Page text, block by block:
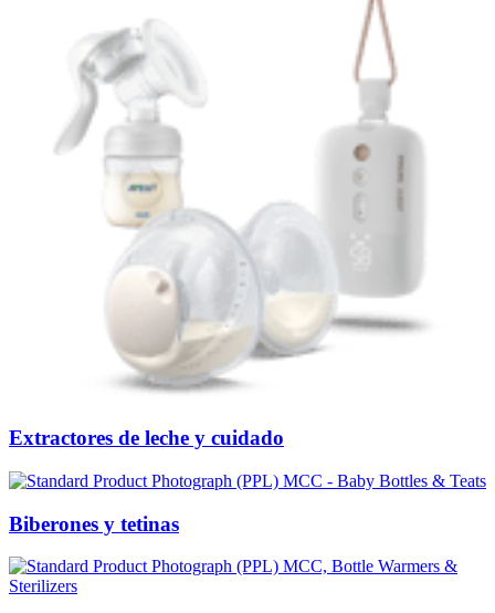
Extractores de leche y cuidado
Biberones y tetinas